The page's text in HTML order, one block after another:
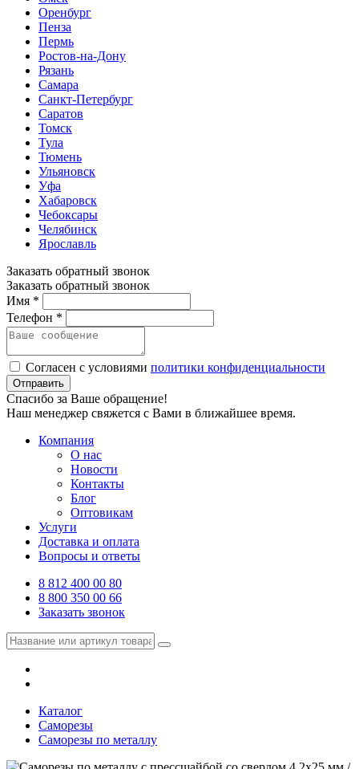
Оренбург
Пенза
Пермь
Ростов-на-Дону
Рязань
Самара
Санкт-Петербург
Саратов
Томск
Тула
Тюмень
Ульяновск
Уфа
Хабаровск
Чебоксары
Челябинск
Ярославль
Заказать обратный звонок
Заказать обратный звонок
Имя *
Телефон *
Согласен с условиями политики конфиденциальности
Отправить
Спасибо за Ваше обращение!
Наш менеджер свяжется с Вами в ближайшее время.
Компания
О нас
Новости
Контакты
Блог
Оптовикам
Услуги
Доставка и оплата
Вопросы и ответы
8 812 400 00 80
8 800 350 00 66
Заказать звонок
Каталог
Саморезы
Саморезы по металлу